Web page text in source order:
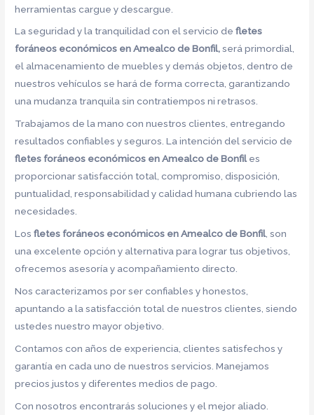
herramientas cargue y descargue.
La seguridad y la tranquilidad con el servicio defletes
foráneos económicos en Amealco de Bonfil,será primordial,
el almacenamiento de muebles y demás objetos, dentro de
nuestros vehículos se hará de forma correcta, garantizando
una mudanza tranquila sin contratiempos ni retrasos.
Trabajamos de la mano con nuestros clientes, entregando
resultados confiables y seguros. La intención del servicio de
fletes foráneos económicos en Amealco de Bonfiles
proporcionar satisfacción total, compromiso, disposición,
puntualidad, responsabilidad y calidad humana cubriendo las
necesidades.
Losfletes foráneos económicos en Amealco de Bonfil , son
una excelente opción y alternativa para lograr tus objetivos,
ofrecemos asesoría y acompañamiento directo.
Nos caracterizamos por ser confiables y honestos,
apuntando a la satisfacción total de nuestros clientes, siendo
ustedes nuestro mayor objetivo.
Contamos con años de experiencia, clientes satisfechos y
garantía en cada uno de nuestros servicios. Manejamos
precios justos y diferentes medios de pago.
Con nosotros encontrarás soluciones y el mejor aliado.